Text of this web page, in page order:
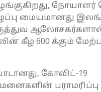
மையமானது
கீழ் 600 க்கும்
கோவிட்-19
பராமரிப்பு